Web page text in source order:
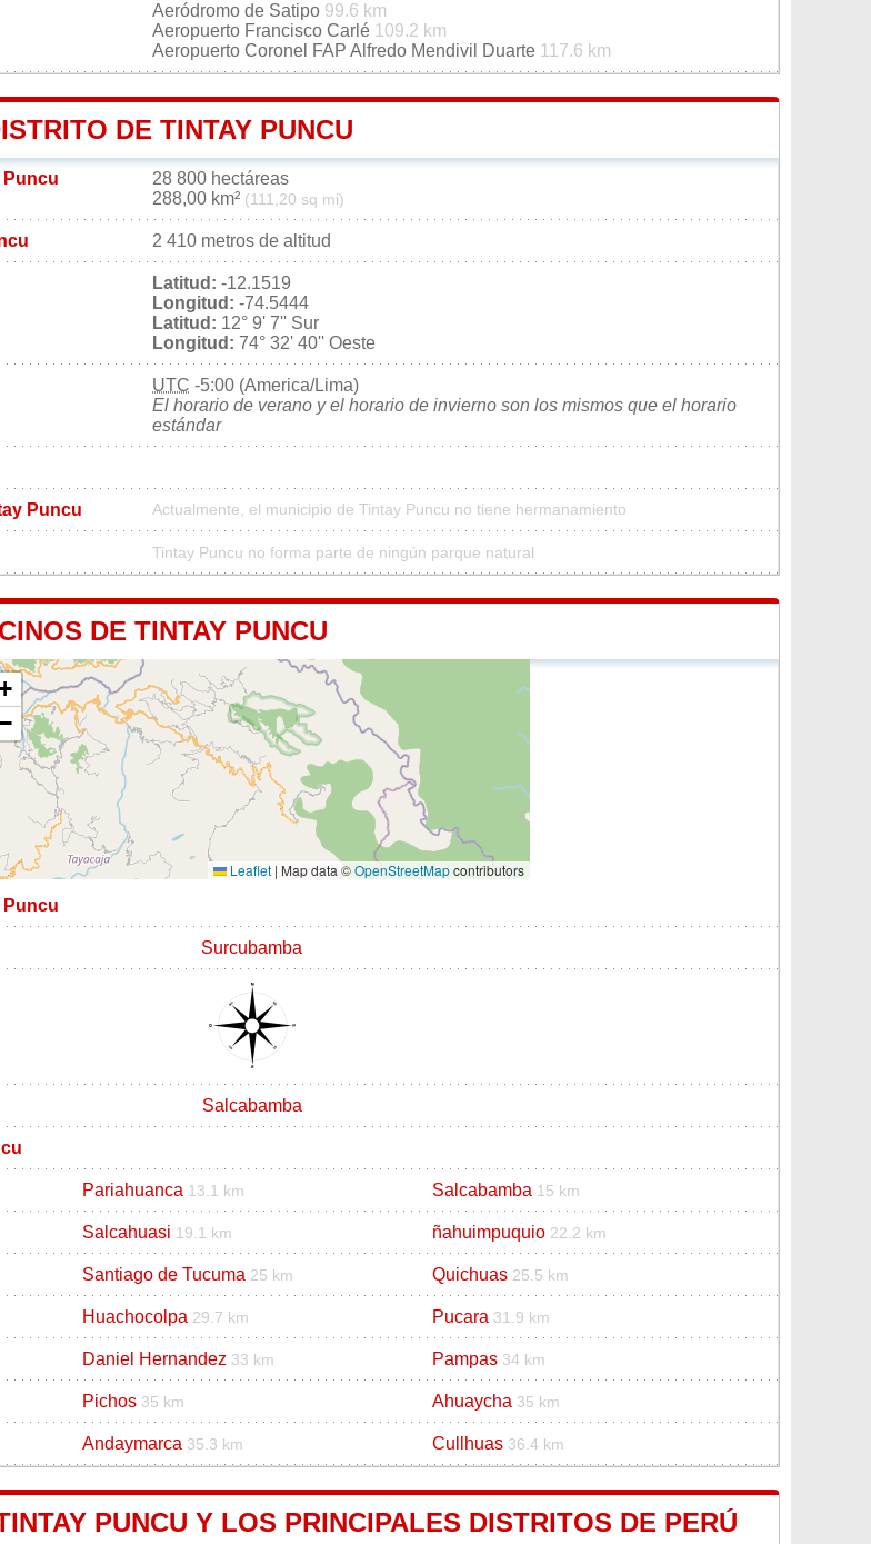
Aeródromo de Satipo 99.6 km
Aeropuerto Francisco Carlé 109.2 km
Aeropuerto Coronel FAP Alfredo Mendivil Duarte 117.6 km
DE TINTAY PUNCU
28 800 hectáreas
288,00 km² (111,20 sq mi)
2 410 metros de altitud
Latitud: -12.1519
Longitud: -74.5444
Latitud: 12° 9' 7'' Sur
Longitud: 74° 32' 40'' Oeste
UTC -5:00 (America/Lima)
El horario de verano y el horario de invierno son los mismos que el horario
estándar
Puncu Actualmente, el municipio de Tintay Puncu no tiene hermanamiento
Tintay Puncu no forma parte de ningún parque natural
DE TINTAY PUNCU
Leaflet | Map data ©OpenStreetMapcontributors
Puncu
Surcubamba
Salcabamba
Pariahuanca 13.1 km Salcabamba 15 km
Salcahuasi 19.1 km ñahuimpuquio 22.2 km
Santiago de Tucuma 25 km Quichuas 25.5 km
Huachocolpa 29.7 km Pucara 31.9 km
Daniel Hernandez 33 km Pampas 34 km
Pichos 35 km Ahuaycha 35 km
Andaymarca 35.3 km Cullhuas 36.4 km
PUNCU Y LOS PRINCIPALES DISTRITOS DE PERÚ